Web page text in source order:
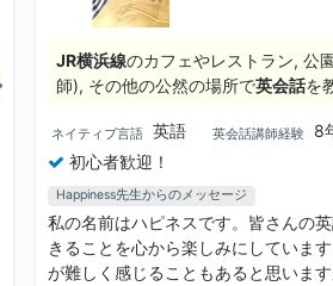
JR横浜線のカフェやレストラン, 公
師), その他の公然の場所で英会話を
ネイティブ言語 英語 英会話講師経験
8
初心者歓迎！
Happiness先生からのメッセージ
私の名前はハピネスです。皆さんの
きることを心から楽しみにしていま
が難しく感じることもあると思いま